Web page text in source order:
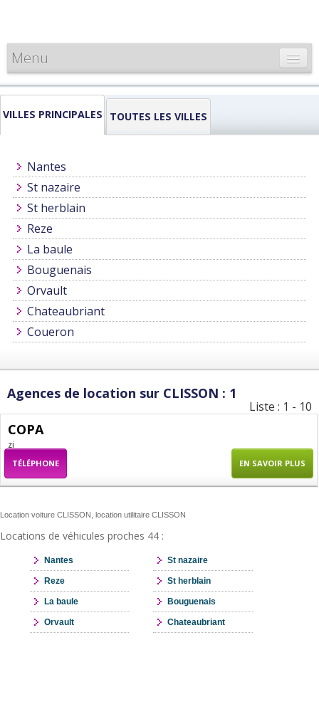
Menu
CARTE DE FRANCE
INFORMATIONS
VILLES PRINCIPALES TOUTES LES VILLES
Nantes
St nazaire
St herblain
Reze
La baule
Bouguenais
Orvault
Chateaubriant
Coueron
Agences de location sur CLISSON : 1
Liste : 1 - 10
COPA
zi
TÉLÉPHONE EN SAVOIR PLUS
Location voiture CLISSON, location utilitaire CLISSON
Locations de véhicules proches 44 :
Nantes St nazaire
Reze St herblain
La baule Bouguenais
Orvault Chateaubriant